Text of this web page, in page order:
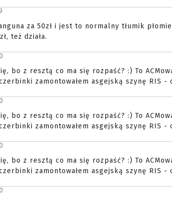
za 50zł i jest to normalny tłumik
też działa.
bo z resztą co ma się rozpaść? :) To
zamontowałem asgejską szynę RIS
bo z resztą co ma się rozpaść? :) To
zamontowałem asgejską szynę RIS
bo z resztą co ma się rozpaść? :) To
zamontowałem asgejską szynę RIS